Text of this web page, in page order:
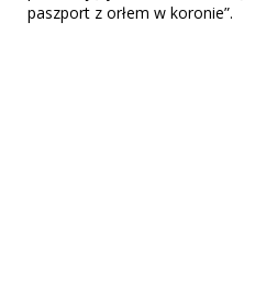
paszport z orłem w koronie”.